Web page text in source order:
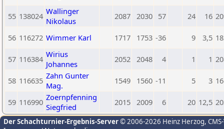
55 138024 Wallinger
Nikolaus
2087 2030 57 24 16
56 116272 Wimmer Karl 1717 1753 -36 9 3,5
57 116384 Wirius
Johannes
2052 2048 4 1 1
58 116635 Zahn Gunter
Mag.
1549 1560 -11 5 3
59 116990 Zoernpfenning
Siegfried
2015 2009 6 20 12,5
Der Schachturnier-Ergebnis-Server© 2006-2026 Heinz Herzog,